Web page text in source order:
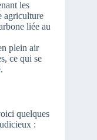
les
agriculture
liée au
plein air
ce qui se
quelques
: